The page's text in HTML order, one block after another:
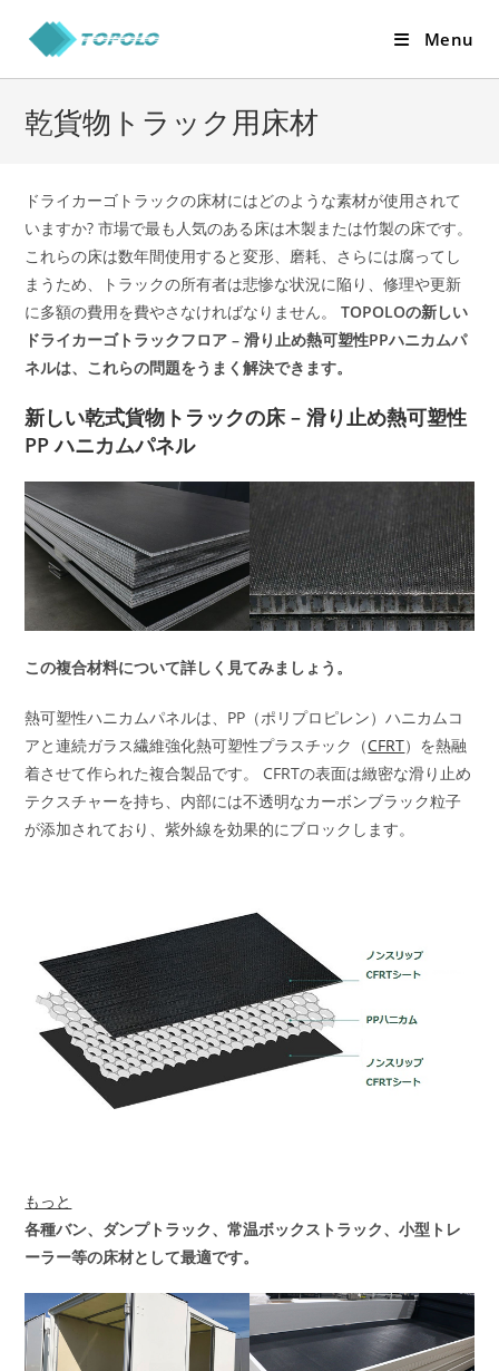
Menu
乾貨物トラック用床材
ドライカーゴトラックの床材にはどのような素材が使用されて
いますか? 市場で最も人気のある床は木製または竹製の床です。
これらの床は数年間使用すると変形、磨耗、さらには腐ってし
まうため、トラックの所有者は悲惨な状況に陥り、修理や更新
に多額の費用を費やさなければなりません。TOPOLOの新しい
ドライカーゴトラックフロア – 滑り止め熱可塑性PPハニカムパ
ネルは、これらの問題をうまく解決できます。
新しい乾式貨物トラックの床 – 滑り止め熱可塑性
PP ハニカムパネル
この複合材料について詳しく見てみましょう。
熱可塑性ハニカムパネルは、PP（ポリプロピレン）ハニカムコ
アと連続ガラス繊維強化熱可塑性プラスチック（CFRT）を熱融
着させて作られた複合製品です。 CFRTの表面は緻密な滑り止め
テクスチャーを持ち、内部には不透明なカーボンブラック粒子
が添加されており、紫外線を効果的にブロックします。
もっと
各種バン、ダンプトラック、常温ボックストラック、小型トレ
ーラー等の床材として最適です。